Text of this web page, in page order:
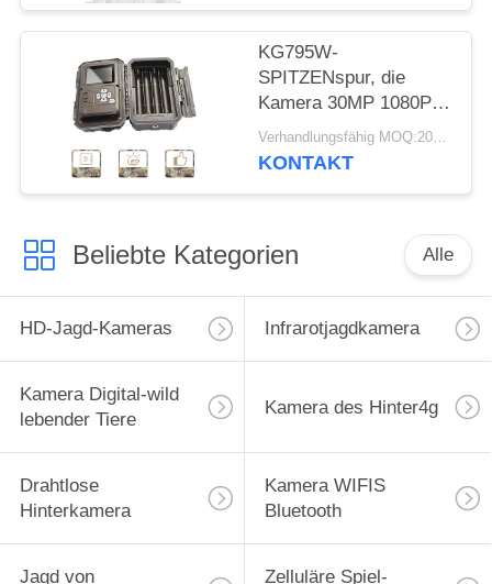
KG795W-
SPITZENspur, die
Kamera 30MP 1080P
HD für Tier der wild
lebenden Tiere jagt
Verhandlungsfähig MOQ:20pcs
KONTAKT
Beliebte Kategorien Alle
HD-Jagd-Kameras Infrarotjagdkamera
Kamera Digital-wild
lebender Tiere
Kamera des Hinter4g
Drahtlose
Hinterkamera
Kamera WIFIS
Bluetooth
Jagd von Zelluläre Spiel-